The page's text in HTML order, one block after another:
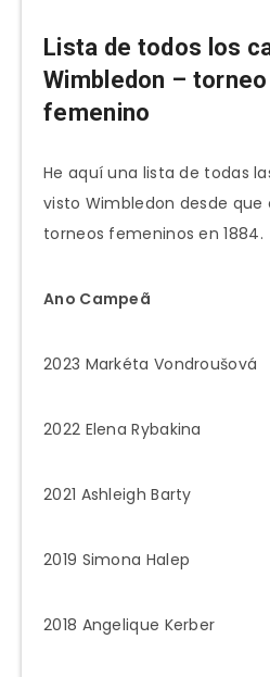
Lista de todos los
Wimbledon – torneo
femenino
He aquí una lista de todas
visto Wimbledon desde que
torneos femeninos en 1884.
Ano Campeã
2023 Markéta Vondroušová
2022 Elena Rybakina
2021 Ashleigh Barty
2019 Simona Halep
2018 Angelique Kerber